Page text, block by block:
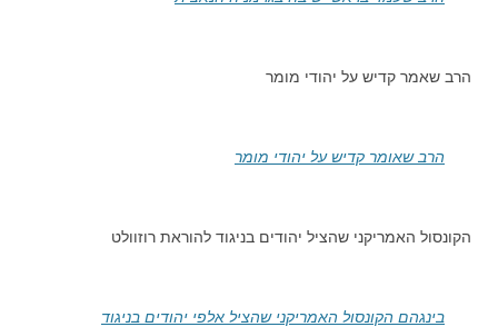
הרב שאמר קדיש על יהודי מומר
הרב שאומר קדיש על יהודי מומר
הקונסול האמריקני שהציל יהודים בניגוד להוראת רוזוולט
בינגהם הקונסול האמריקני שהציל אלפי יהודים בניגוד